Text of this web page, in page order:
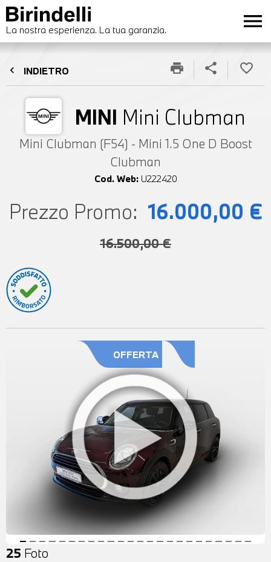
La nostra esperienza. La tua garanzia. menu
chevron_left INDIETRO
MINI Mini Clubman
Mini Clubman (F54) - Mini 1.5 One D Boost
Clubman
Cod. Web: U222420
print share favorite_border
Prezzo Promo: 16.000,00 €
16.500,00 €
OFFERTA
25 Foto